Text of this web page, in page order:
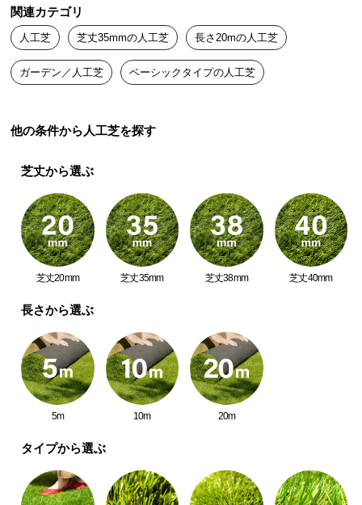
中
型
商
品
に
い
小
型
品
の
送
に
つ
い
開
梱
設
関連カテゴリ
人工芝 芝丈35mmの人工芝 長さ20mの人工芝
ガーデン／人工芝 ベーシックタイプの人工芝
他の条件から人工芝を探す
芝丈から選ぶ
芝丈20mm 芝丈35mm 芝丈38mm 芝丈40mm
長さから選ぶ
5m 10m 20m
タイプから選ぶ